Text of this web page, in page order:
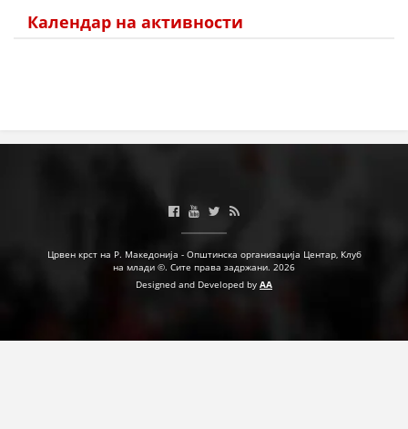
Календар на активности
Црвен крст на Р. Македонија - Општинска организација Центар, Клуб
на млади ©. Сите права задржани. 2026
Designed and Developed by AA